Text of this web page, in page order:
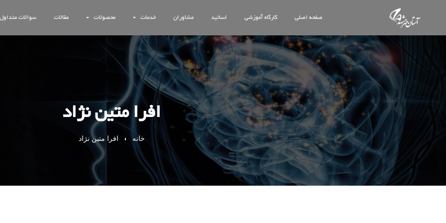
صفحه اصلی کارگاه آموزشی اساتید مشاوران خدمات محصولات مقالات سوالات متداول
افرا متین نژاد
خانه افرا متین نژاد